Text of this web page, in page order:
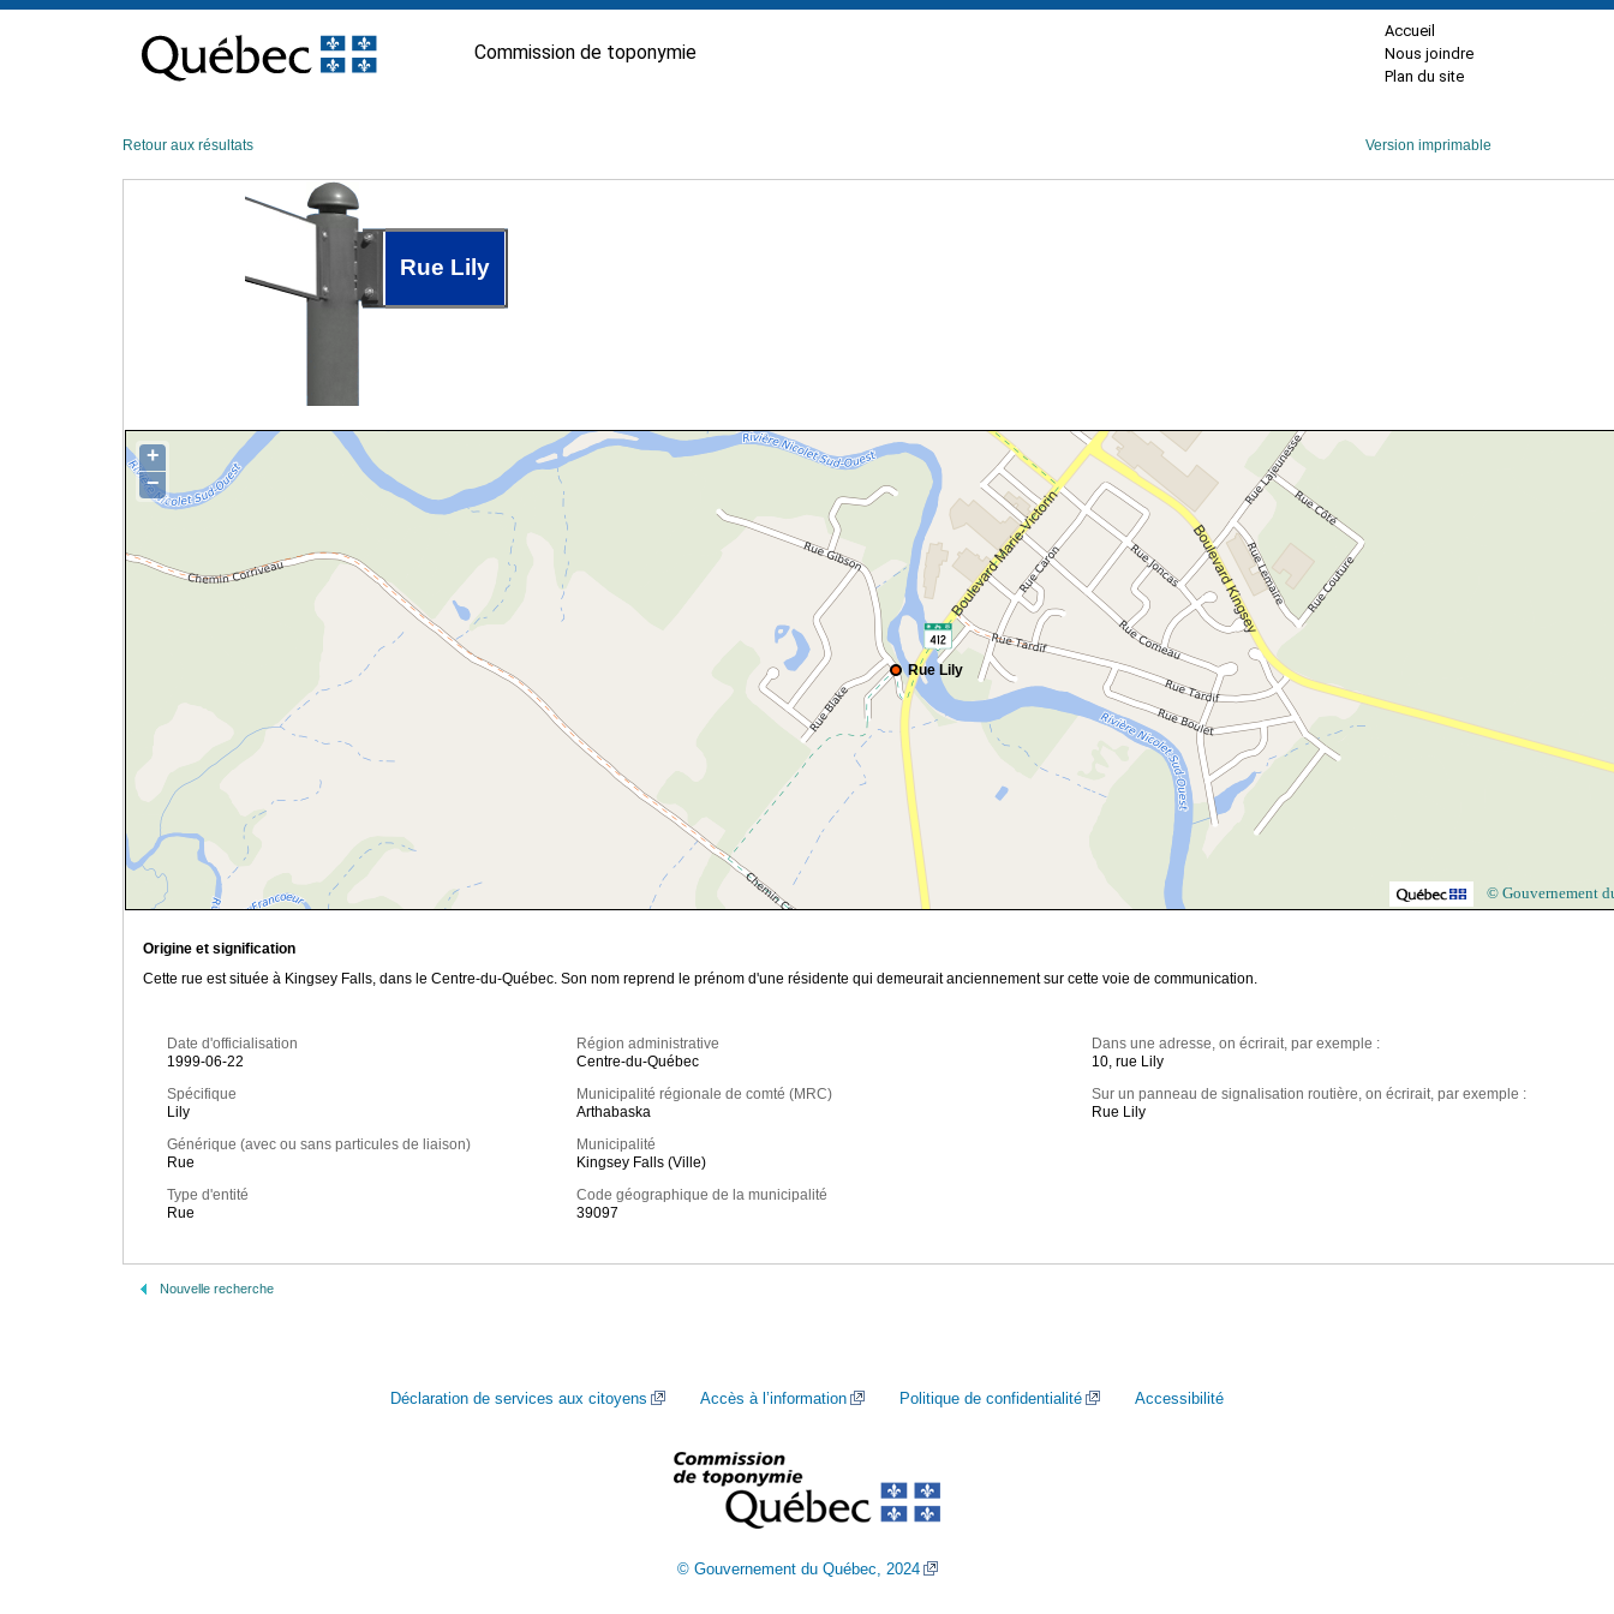
contenu
Commission de toponymie
Accueil
Nous joindre
Plan du site
Retour aux résultats Version imprimable
Rue Lily
Rue Lily
+
−
© Gouvernement
Origine et signification
Cette rue est située à Kingsey Falls, dans le Centre-du-Québec. Son nom reprend le prénom d'une résidente qui demeurait anciennement sur cette voie de communication.
Date d'officialisation
1999-06-22
Spécifique
Lily
Générique (avec ou sans particules de liaison)
Rue
Type d'entité
Rue
Région administrative
Centre-du-Québec
Municipalité régionale de comté (MRC)
Arthabaska
Municipalité
Kingsey Falls (Ville)
Code géographique de la municipalité
39097
Dans une adresse, on écrirait, par exemple :
10, rue Lily
Sur un panneau de signalisation routière, on écrirait, par exemple :
Rue Lily
Nouvelle recherche
Déclaration de services aux citoyens Accès à l’information Politique de confidentialité Accessibilité
© Gouvernement du Québec, 2024